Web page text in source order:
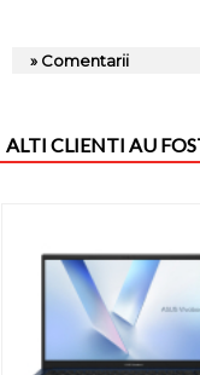
» Comentarii
ALTI CLIENTI AU